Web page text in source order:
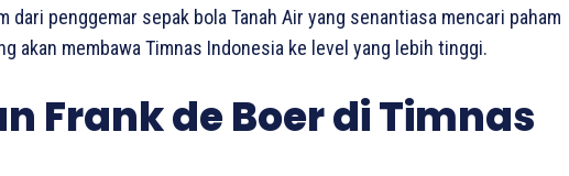
dari penggemar sepak bola Tanah Air yang senantiasa mencari paham
akan membawa Timnas Indonesia ke level yang lebih tinggi.
Frank de Boer di Timnas